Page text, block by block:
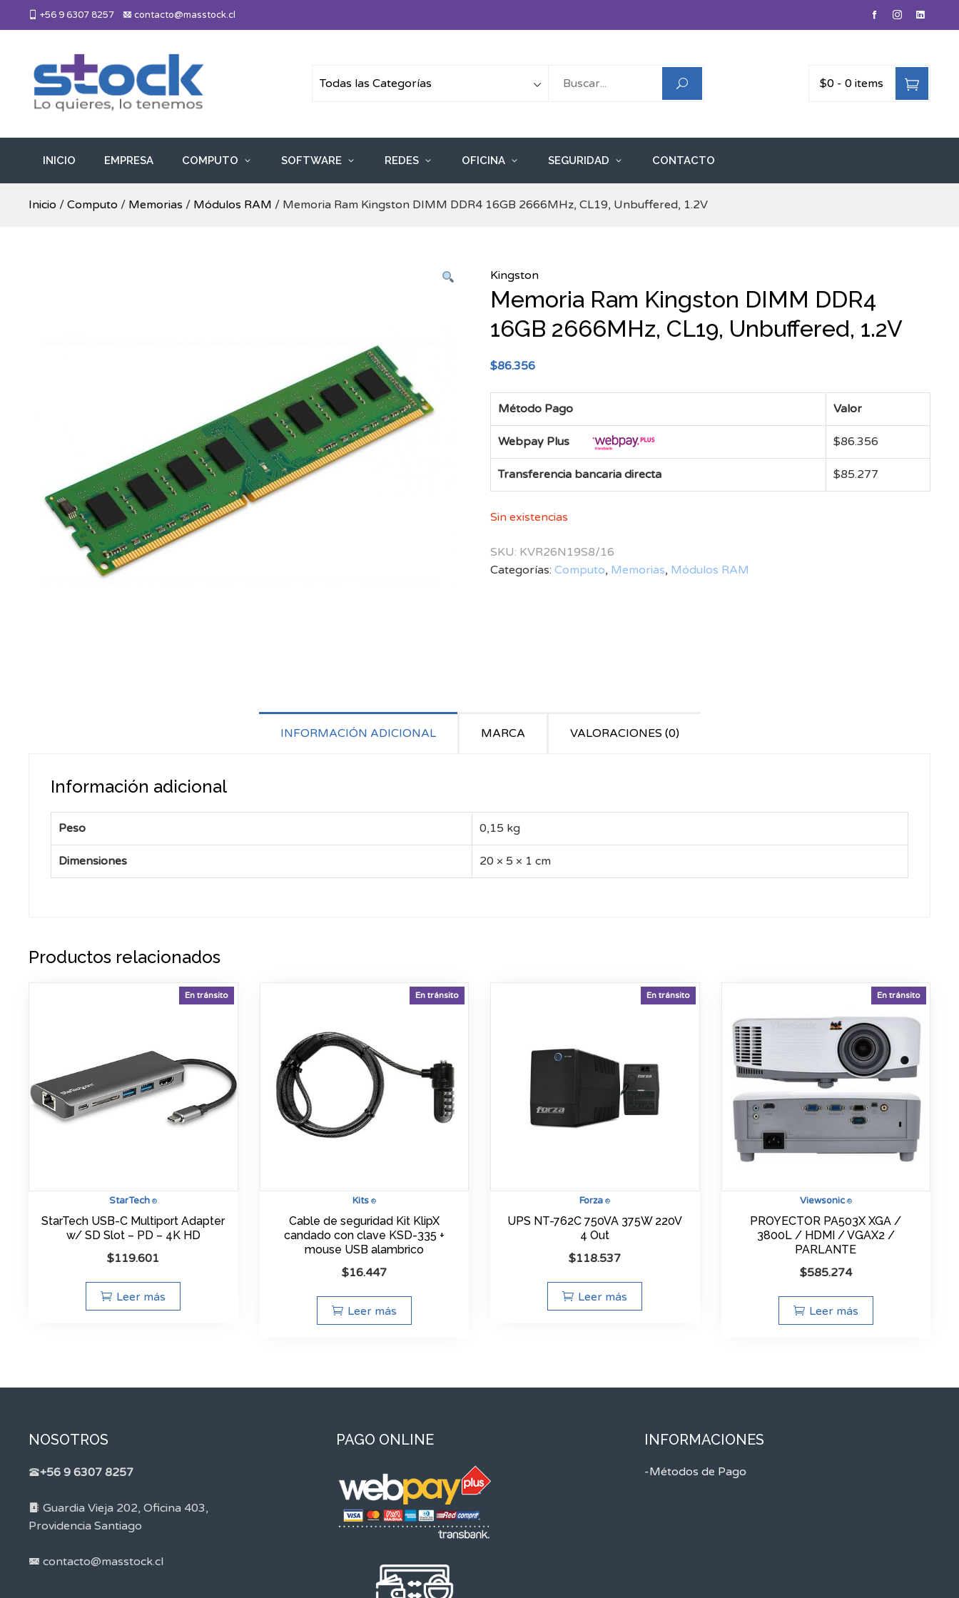
+56 9 6307 8257 contacto@masstock.cl
Más Stock
$0 - 0 items
INICIO EMPRESA COMPUTO SOFTWARE REDES OFICINA SEGURIDAD CONTACTO
Inicio / Computo / Memorias / Módulos RAM / Memoria Ram Kingston DIMM DDR4 16GB 2666MHz, CL19, Unbuffered, 1.2V
Kingston
Memoria Ram Kingston DIMM DDR4
16GB 2666MHz, CL19, Unbuffered, 1.2V
$86.356
Método Pago Valor
Webpay Plus $86.356
Transferencia bancaria directa $85.277
Sin existencias
SKU: KVR26N19S8/16
Categorías: Computo, Memorias, Módulos RAM
INFORMACIÓN ADICIONAL MARCA VALORACIONES (0)
Información adicional
Peso 0,15 kg
Dimensiones 20 × 5 × 1 cm
Productos relacionados
StarTech ®
En tránsito
StarTech USB-C Multiport Adapter
w/ SD Slot – PD – 4K HD
$119.601
Leer más
Kits®
En tránsito
Cable de seguridad Kit KlipX
candado con clave KSD-335 +
mouse USB alambrico
$16.447
Leer más
Forza ®
En tránsito
UPS NT-762C 750VA 375W 220V
4 Out
$118.537
Leer más
Viewsonic®
En tránsito
PROYECTOR PA503X XGA /
3800L / HDMI / VGAX2 /
PARLANTE
$585.274
Leer más
NOSOTROS
+56 9 6307 8257
Guardia Vieja 202, Oficina 403,
Providencia Santiago
contacto@masstock.cl
PAGO ONLINE INFORMACIONES
-Métodos de Pago